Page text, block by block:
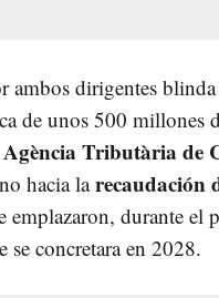
ambos dirigentes
de unos 500 millones
Agència Tributària de
hacia larecaudación
emplazaron, durante el
se concretara en 2028.